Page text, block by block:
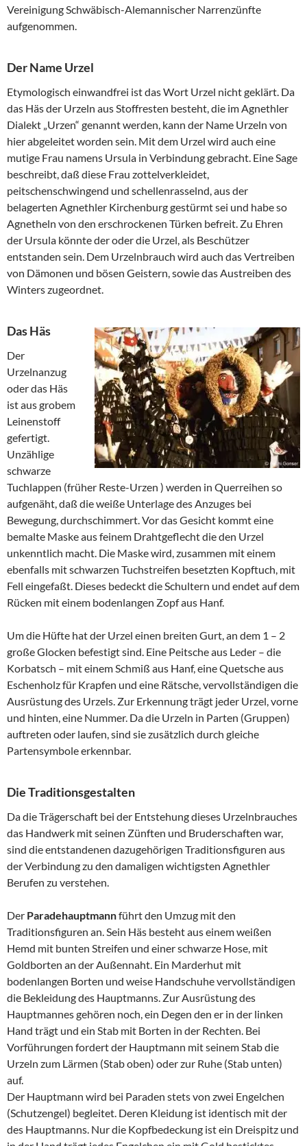
Vereinigung Schwäbisch-Alemannischer Narrenzünfte
aufgenommen.
Der Name Urzel
Etymologisch einwandfrei ist das Wort Urzel nicht geklärt. Da
das Häs der Urzeln aus Stoffresten besteht, die im Agnethler
Dialekt „Urzen“ genannt werden, kann der Name Urzeln von
hier abgeleitet worden sein. Mit dem Urzel wird auch eine
mutige Frau namens Ursula in Verbindung gebracht. Eine Sage
beschreibt, daß diese Frau zottelverkleidet,
peitschenschwingend und schellenrasselnd, aus der
belagerten Agnethler Kirchenburg gestürmt sei und habe so
Agnetheln von den erschrockenen Türken befreit. Zu Ehren
der Ursula könnte der oder die Urzel, als Beschützer
entstanden sein. Dem Urzelnbrauch wird auch das Vertreiben
von Dämonen und bösen Geistern, sowie das Austreiben des
Winters zugeordnet.
Das Häs
Der
Urzelnanzug
oder das Häs
ist aus grobem
Leinenstoff
gefertigt.
Unzählige
schwarze
Tuchlappen (früher Reste-Urzen ) werden in Querreihen so
aufgenäht, daß die weiße Unterlage des Anzuges bei
Bewegung, durchschimmert. Vor das Gesicht kommt eine
bemalte Maske aus feinem Drahtgeflecht die den Urzel
unkenntlich macht. Die Maske wird, zusammen mit einem
ebenfalls mit schwarzen Tuchstreifen besetzten Kopftuch, mit
Fell eingefaßt. Dieses bedeckt die Schultern und endet auf dem
Rücken mit einem bodenlangen Zopf aus Hanf.
Um die Hüfte hat der Urzel einen breiten Gurt, an dem 1 – 2
große Glocken befestigt sind. Eine Peitsche aus Leder – die
Korbatsch – mit einem Schmiß aus Hanf, eine Quetsche aus
Eschenholz für Krapfen und eine Rätsche, vervollständigen die
Ausrüstung des Urzels. Zur Erkennung trägt jeder Urzel, vorne
und hinten, eine Nummer. Da die Urzeln in Parten (Gruppen)
auftreten oder laufen, sind sie zusätzlich durch gleiche
Partensymbole erkennbar.
Die Traditionsgestalten
Da die Trägerschaft bei der Entstehung dieses Urzelnbrauches
das Handwerk mit seinen Zünften und Bruderschaften war,
sind die entstandenen dazugehörigen Traditionsfiguren aus
der Verbindung zu den damaligen wichtigsten Agnethler
Berufen zu verstehen.
Der Paradehauptmannführt den Umzug mit den
Traditionsfiguren an. Sein Häs besteht aus einem weißen
Hemd mit bunten Streifen und einer schwarze Hose, mit
Goldborten an der Außennaht. Ein Marderhut mit
bodenlangen Borten und weise Handschuhe vervollständigen
die Bekleidung des Hauptmanns. Zur Ausrüstung des
Hauptmannes gehören noch, ein Degen den er in der linken
Hand trägt und ein Stab mit Borten in der Rechten. Bei
Vorführungen fordert der Hauptmann mit seinem Stab die
Urzeln zum Lärmen (Stab oben) oder zur Ruhe (Stab unten)
auf.
Der Hauptmann wird bei Paraden stets von zwei Engelchen
(Schutzengel) begleitet. Deren Kleidung ist identisch mit der
des Hauptmanns. Nur die Kopfbedeckung ist ein Dreispitz und